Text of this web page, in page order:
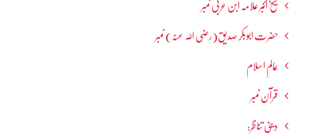
شیخ اکبر علامہ ابن عربی نمبر
حضرت ابوبکر صدیق(رضی اللہ عنہ) نمبر
عالمِ اسلام
قرآن نمبر
دینی تناظر: